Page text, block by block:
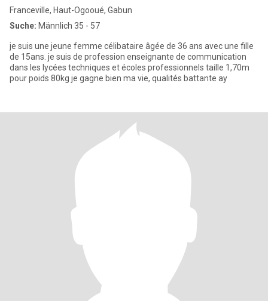
Franceville, Haut-Ogooué, Gabun
Suche: Männlich 35 - 57
je suis une jeune femme célibataire âgée de 36 ans avec une fille
de 15ans. je suis de profession enseignante de communication
dans les lycées techniques et écoles professionnels taille 1,70m
pour poids 80kg je gagne bien ma vie, qualités battante ay